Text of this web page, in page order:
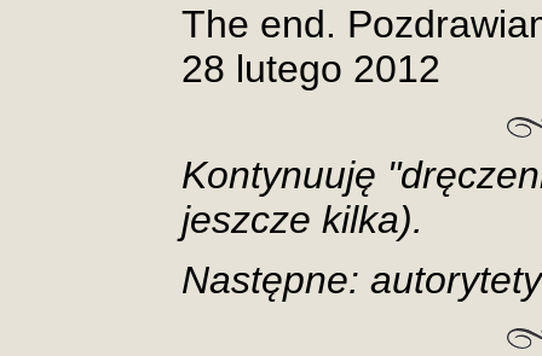
The end.
28 lutego 2012
Kontynuuję
jeszcze kilka).
Następne: